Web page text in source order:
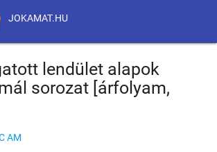
JOKAMAT.HU
lendület alapok
sorozat [árfolyam,
AM